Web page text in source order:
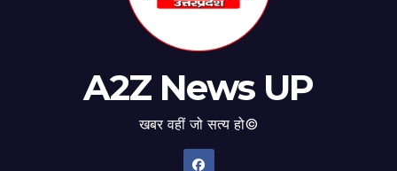
A2Z News UP
खबर वहीं जो सत्य हो©